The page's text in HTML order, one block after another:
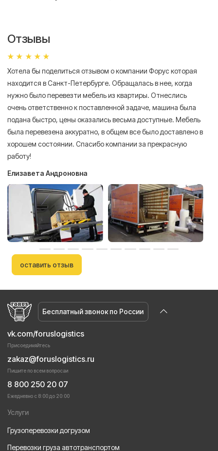
Отзывы
Хотела бы поделиться отзывом о компании Форус которая
находится в Санкт-Петербурге. Обращалась в нее, когда
нужно было перевезти мебель из квартиры. Отнеслись
очень ответственно к поставленной задаче, машина была
подана быстро, цены оказались весьма доступные. Мебель
была перевезена аккуратно, в общем все было доставлено в
хорошем состоянии. Спасибо компании за прекрасную
работу!
Елизавета Андроновна
оставить отзыв
Бесплатный звонок по России
vk.com/foruslogistics
Присоединяйтесь
zakaz@foruslogistics.ru
Пишите по всем вопросаи
8 800 250 20 07
Ежедневно с 8:00 до 20:00
Услуги
Грузоперевозки догрузом
Перевозки груза автотранспортом